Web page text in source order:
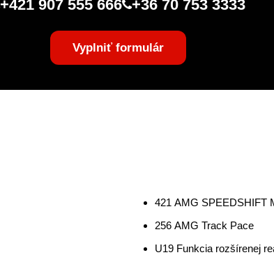
+421 907 555 666 +36 70 753 3333
Vyplniť formulár
421 AMG SPEEDSHIFT
256 AMG Track Pace
U19 Funkcia rozšírenej